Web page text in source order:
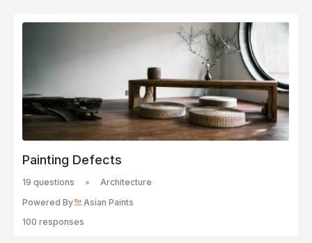
Painting Defects
19 questions
Architecture
Powered By
Asian Paints
100 responses